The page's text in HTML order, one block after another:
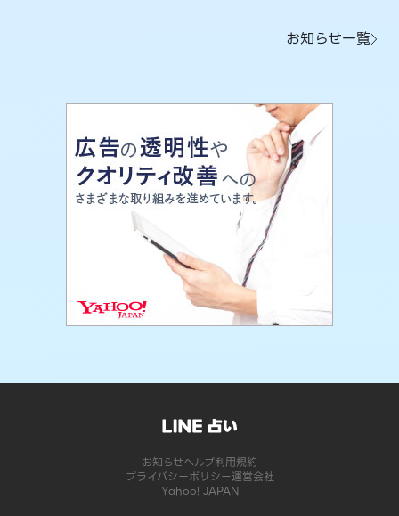
お知らせ一覧
お知らせヘルプ利用規約
プライバシーポリシー運営会社
Yahoo! JAPAN